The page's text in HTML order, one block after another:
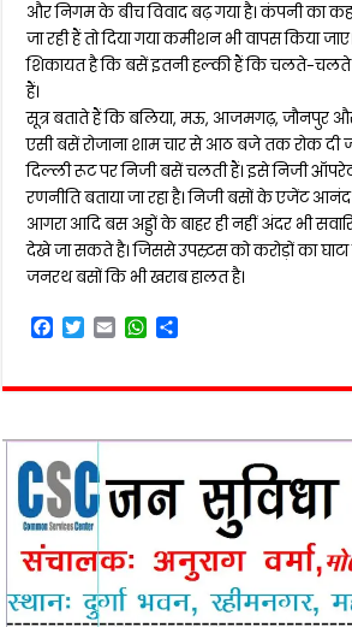
और निगम के बीच विवाद बढ़ गया है। कंपनी का
जा रही हैं तो दिया गया कमीशन भी वापस किया
शिकायत है कि बसें इतनी हल्की हैं कि चलते-
हैं।
सूत्र बताते हैं कि बलिया, मऊ, आजमगढ़, जौनपुर
एसी बसें रोजाना शाम चार से आठ बजे तक रोक दी
दिल्ली रूट पर निजी बसें चलती हैं। इसे निजी
रणनीति बताया जा रहा है। निजी बसों के एजेंट
आगरा आदि बस अड्डों के बाहर ही नहीं अंदर भी
देखे जा सकते है। जिससे उपस्र्टस को करोड़ों का घाटा
जनरथ बसों कि भी खराब हालत है।
F
a
e
o
o
k
T
w
t
e
r
E
m
i
W
h
t
A
p
r